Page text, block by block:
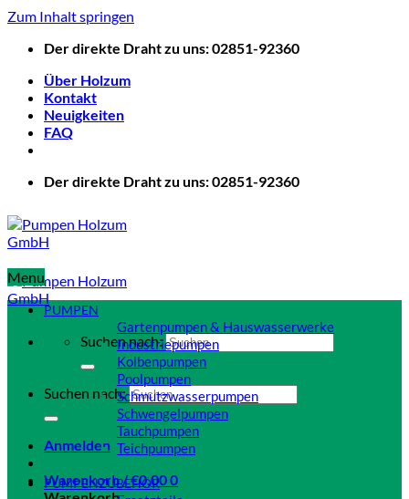
Zum Inhalt springen
Der direkte Draht zu uns: 02851-92360
Über Holzum
Kontakt
Neuigkeiten
FAQ
Der direkte Draht zu uns: 02851-92360
Suchen nach:
Suchen nach:
Anmelden
Warenkorb /€0,000
Menu
PUMPEN
Gartenpumpen & Hauswasserwerke
Industriepumpen
Kolbenpumpen
Poolpumpen
Schmutzwasserpumpen
Schwengelpumpen
Tauchpumpen
Teichpumpen
PUMPENZUBEHÖR